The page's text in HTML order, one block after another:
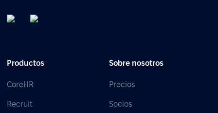
Productos
CoreHR
Recruit
Sobre nosotros
Precios
Socios